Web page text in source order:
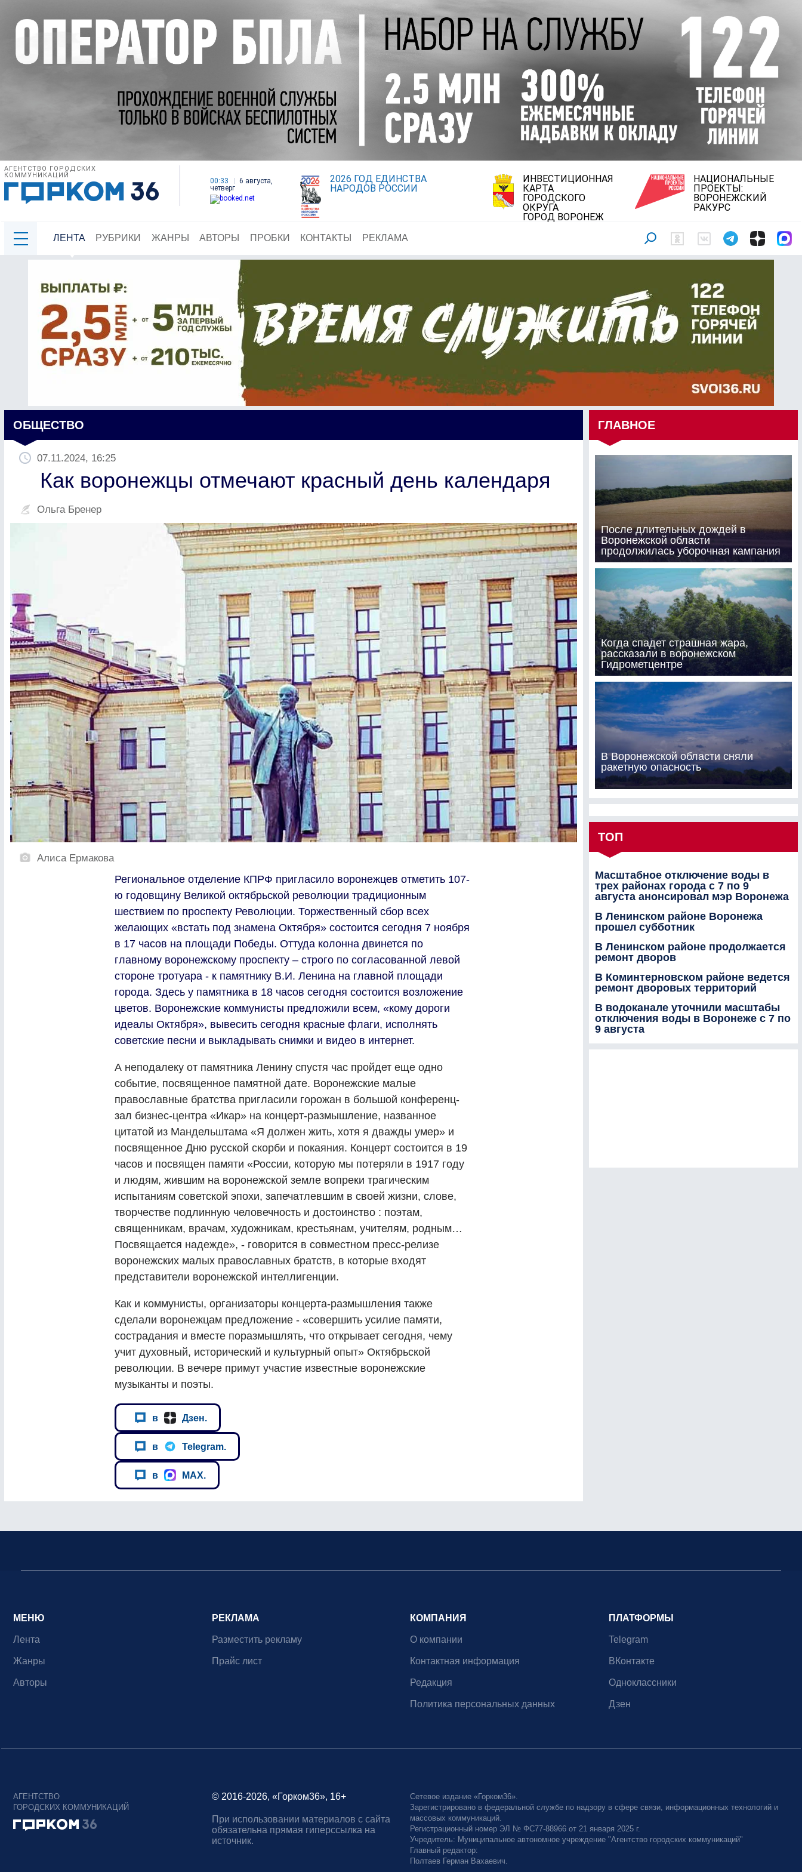
АГЕНТСТВО ГОРОДСКИХ
КОММУНИКАЦИЙ
00:33
6 августа,
четверг
2026 ГОД ЕДИНСТВА
НАРОДОВ РОССИИ
ИНВЕСТИЦИОННАЯ
КАРТА
ГОРОДСКОГО
ОКРУГА
ГОРОД ВОРОНЕЖ
НАЦИОНАЛЬНЫЕ
ПРОЕКТЫ:
ВОРОНЕЖСКИЙ
РАКУРС
ЛЕНТА РУБРИКИ ЖАНРЫ АВТОРЫ ПРОБКИ КОНТАКТЫ РЕКЛАМА
ОБЩЕСТВО
07.11.2024, 16:25
Как воронежцы отмечают красный день календаря
Ольга Бренер
Алиса Ермакова
Региональное отделение КПРФ пригласило воронежцев отметить 107-
ю годовщину Великой октябрьской революции традиционным
шествием по проспекту Революции. Торжественный сбор всех
желающих «встать под знамена Октября» состоится сегодня 7 ноября
в 17 часов на площади Победы. Оттуда колонна двинется по
главному воронежскому проспекту – строго по согласованной левой
стороне тротуара - к памятнику В.И. Ленина на главной площади
города. Здесь у памятника в 18 часов сегодня состоится возложение
цветов. Воронежские коммунисты предложили всем, «кому дороги
идеалы Октября», вывесить сегодня красные флаги, исполнять
советские песни и выкладывать снимки и видео в интернет.
А неподалеку от памятника Ленину спустя час пройдет еще одно
событие, посвященное памятной дате. Воронежские малые
православные братства пригласили горожан в большой конференц-
зал бизнес-центра «Икар» на концерт-размышление, названное
цитатой из Мандельштама «Я должен жить, хотя я дважды умер» и
посвященное Дню русской скорби и покаяния. Концерт состоится в 19
часов и посвящен памяти «России, которую мы потеряли в 1917 году
и людям, жившим на воронежской земле вопреки трагическим
испытаниям советской эпохи, запечатлевшим в своей жизни, слове,
творчестве подлинную человечность и достоинство : поэтам,
священникам, врачам, художникам, крестьянам, учителям, родным…
Посвящается надежде», - говорится в совместном пресс-релизе
воронежских малых православных братств, в которые входят
представители воронежской интеллигенции.
Как и коммунисты, организаторы концерта-размышления также
сделали воронежцам предложение - «совершить усилие памяти,
сострадания и вместе поразмышлять, что открывает сегодня, чему
учит духовный, исторический и культурный опыт» Октябрьской
революции. В вечере примут участие известные воронежские
музыканты и поэты.
в Дзен.
в Telegram.
в MAX.
ГЛАВНОЕ
После длительных дождей в
Воронежской области
продолжилась уборочная кампания
Когда спадет страшная жара,
рассказали в воронежском
Гидрометцентре
В Воронежской области сняли
ракетную опасность
ТОП
Масштабное отключение воды в
трех районах города с 7 по 9
августа анонсировал мэр Воронежа
В Ленинском районе Воронежа
прошел субботник
В Ленинском районе продолжается
ремонт дворов
В Коминтерновском районе ведется
ремонт дворовых территорий
В водоканале уточнили масштабы
отключения воды в Воронеже с 7 по
9 августа
МЕНЮ
Лента
Жанры
Авторы
РЕКЛАМА
Разместить рекламу
Прайс лист
КОМПАНИЯ
О компании
Контактная информация
Редакция
Политика персональных данных
ПЛАТФОРМЫ
Telegram
ВКонтакте
Одноклассники
Дзен
АГЕНТСТВО
ГОРОДСКИХ КОММУНИКАЦИЙ
© 2016-2026, «Горком36», 16+
При использовании материалов с сайта
обязательна прямая гиперссылка на
источник.
Сетевое издание «Горком36».
Зарегистрировано в федеральной службе по надзору в сфере связи, информационных технологий и
массовых коммуникаций.
Регистрационный номер ЭЛ № ФС77-88966 от 21 января 2025 г.
Учредитель: Муниципальное автономное учреждение "Агентство городских коммуникаций"
Главный редактор:
Полтаев Герман Вахаевич.